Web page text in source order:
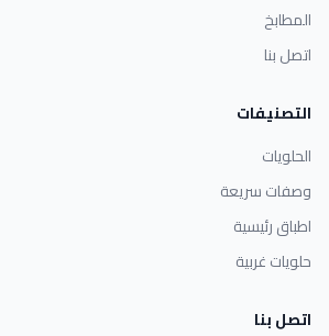
المطابخ
اتصل بنا
التصنيفات
الحلويات
وصفات سريعة
اطباق رئيسية
حلويات غربية
اتصل بنا